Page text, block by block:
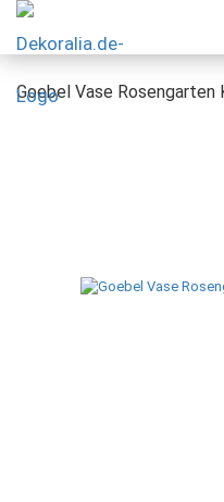
Goebel Vase Rosengarten